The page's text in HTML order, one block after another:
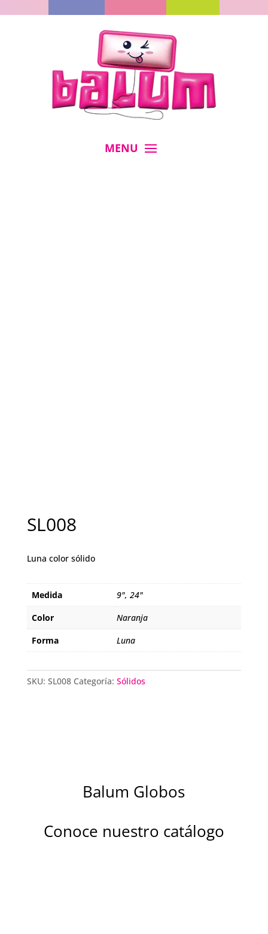
SL008
Luna color sólido
Medida
9", 24"
Color
Naranja
Forma
Luna
SKU: SL008 Categoría: Sólidos
Balum Globos
Conoce nuestro catálogo